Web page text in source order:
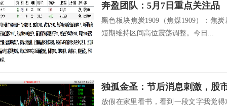
奔盈团队：5月7日重点关注品
黑色板块焦炭1909（焦煤1909）：焦
短期维持区间高位震荡调整。今日...
放假在家里看书，看到一段文字我觉